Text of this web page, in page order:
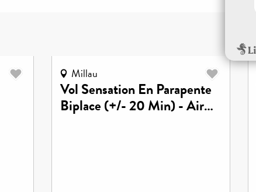
Millau
Vol Sensation En Parapente
Biplace (+/- 20 Min) - Air